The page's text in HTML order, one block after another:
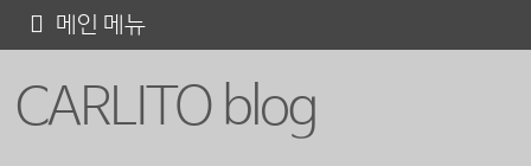
CARLITO blog
메인 메뉴
텐